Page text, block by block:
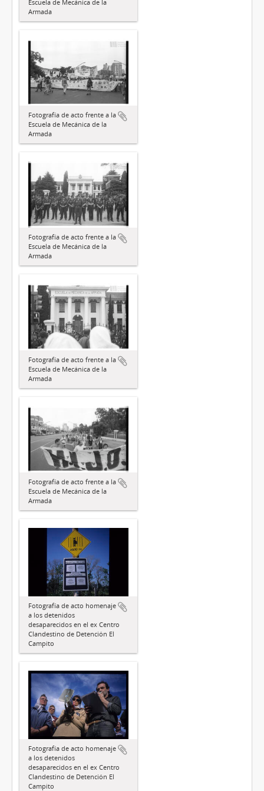
Escuela de Mecánica de la
Armada
Fotografía de acto frente a la
Escuela de Mecánica de la
Armada
Fotografía de acto frente a la
Escuela de Mecánica de la
Armada
Fotografía de acto frente a la
Escuela de Mecánica de la
Armada
Fotografía de acto frente a la
Escuela de Mecánica de la
Armada
Fotografía de acto homenaje
a los detenidos
desaparecidos en el ex Centro
Clandestino de Detención El
Campito
Fotografía de acto homenaje
a los detenidos
desaparecidos en el ex Centro
Clandestino de Detención El
Campito